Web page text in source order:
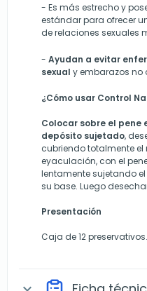
- Es más estrecho y
estándarpara ofrecer
de relaciones sexuales
- Ayudan a evitar
sexual y embarazos no
¿Cómo usar Control
Colocar sobre el pene
depósito sujetado,
cubriendo totalmente el
eyaculación, con el
lentamente sujetando
su base. Luego
Presentación
Caja de 12 preservativos.